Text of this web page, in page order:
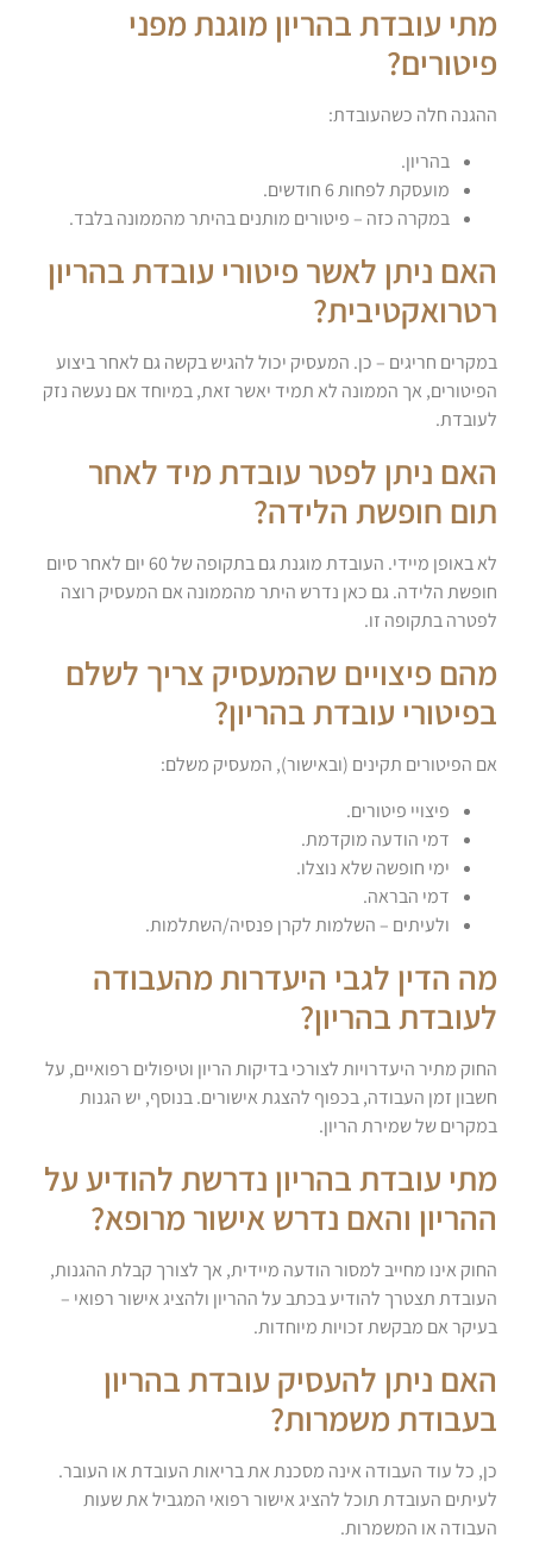
מתי עובדת בהריון מוגנת מפני
פיטורים?
ההגנה חלה כשהעובדת:
בהריון.
מועסקת לפחות 6 חודשים.
במקרה כזה – פיטורים מותנים בהיתר מהממונה בלבד.
האם ניתן לאשר פיטורי עובדת בהריון
רטרואקטיבית?
במקרים חריגים – כן. המעסיק יכול להגיש בקשה גם לאחר ביצוע
הפיטורים, אך הממונה לא תמיד יאשר זאת, במיוחד אם נעשה נזק
לעובדת.
האם ניתן לפטר עובדת מיד לאחר
תום חופשת הלידה?
לא באופן מיידי. העובדת מוגנת גם בתקופה של 60 יום לאחר סיום
חופשת הלידה. גם כאן נדרש היתר מהממונה אם המעסיק רוצה
לפטרה בתקופה זו.
מהם פיצויים שהמעסיק צריך לשלם
בפיטורי עובדת בהריון?
אם הפיטורים תקינים (ובאישור), המעסיק משלם:
פיצויי פיטורים.
דמי הודעה מוקדמת.
ימי חופשה שלא נוצלו.
דמי הבראה.
ולעיתים – השלמות לקרן פנסיה/השתלמות.
מה הדין לגבי היעדרות מהעבודה
לעובדת בהריון?
החוק מתיר היעדרויות לצורכי בדיקות הריון וטיפולים רפואיים, על
חשבון זמן העבודה, בכפוף להצגת אישורים. בנוסף, יש הגנות
במקרים של שמירת הריון.
מתי עובדת בהריון נדרשת להודיע על
ההריון והאם נדרש אישור מרופא?
החוק אינו מחייב למסור הודעה מיידית, אך לצורך קבלת ההגנות,
העובדת תצטרך להודיע בכתב על ההריון ולהציג אישור רפואי –
בעיקר אם מבקשת זכויות מיוחדות.
האם ניתן להעסיק עובדת בהריון
בעבודת משמרות?
כן, כל עוד העבודה אינה מסכנת את בריאות העובדת או העובר.
לעיתים העובדת תוכל להציג אישור רפואי המגביל את שעות
העבודה או המשמרות.